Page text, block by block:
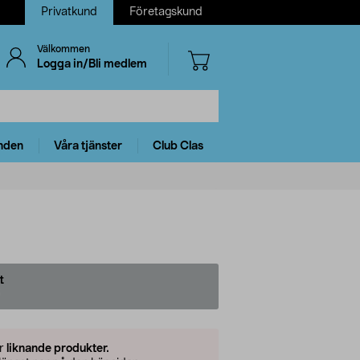
Privatkund Företagskund
Välkommen
Logga in/Bli medlem
Våra tjänster Club Clas
liknande produkter.